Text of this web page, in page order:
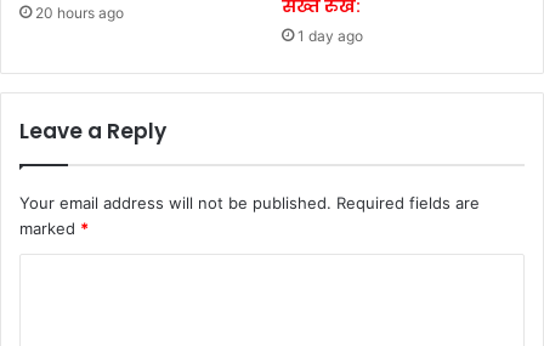
20 hours ago
सख्त रुख:
1 day ago
Leave a Reply
Your email address will not be published. Required fields are
marked *